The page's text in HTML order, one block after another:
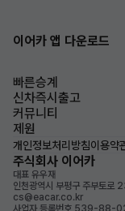
이어카 앱 다운로드
빠른승계
신차즉시출고
커뮤니티
제원
개인정보처리방침이용약
주식회사 이어카
대표 유우재
인천광역시 부평구 주부토로
cs@eacar.co.kr
사업자 등록번호 539-